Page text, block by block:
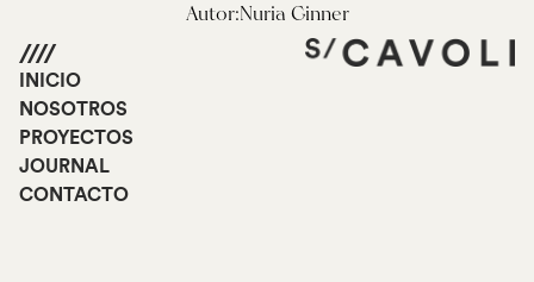
INICIO
NOSOTROS
PROYECTOS
JOURNAL
CONTACTO
Autor:Nuria Ginner